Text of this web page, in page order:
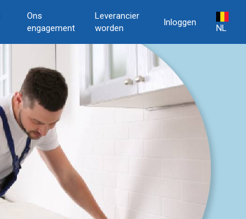
Ons
engagement
Leverancier
worden
Inloggen
NL